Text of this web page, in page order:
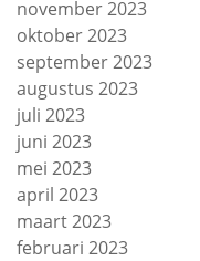
november 2023
oktober 2023
september 2023
augustus 2023
juli 2023
juni 2023
mei 2023
april 2023
maart 2023
februari 2023